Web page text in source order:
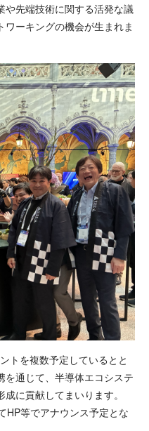
や先端技術に関する活発な議
ーキングの機会が生まれま
トを複数予定しているとと
を通じて、半導体エコシステ
に貢献してまいります。
HP等でアナウンス予定とな